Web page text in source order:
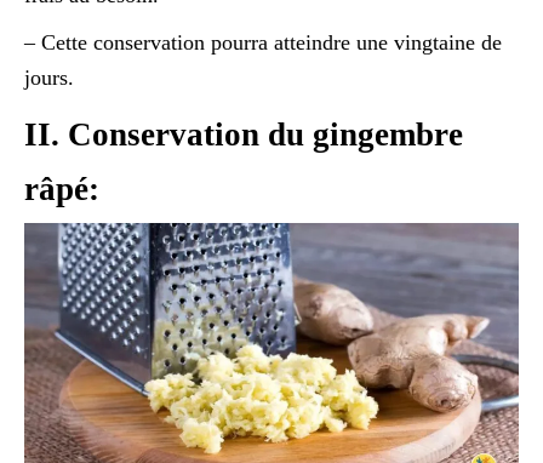
– Cette conservation pourra atteindre une vingtaine de
jours.
II. Conservation du gingembre
râpé: